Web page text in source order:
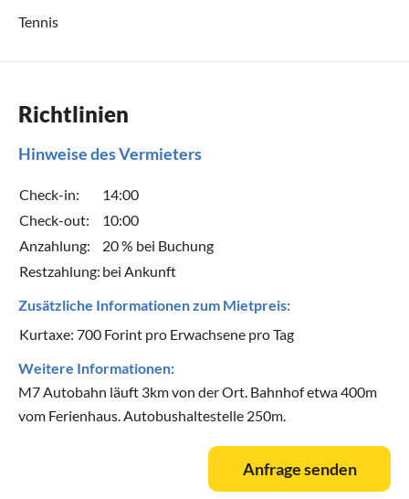
Tennis
Richtlinien
Hinweise des Vermieters
Check-in:
14:00
Check-out:
10:00
Anzahlung:
20 % bei Buchung
Restzahlung: bei Ankunft
Zusätzliche Informationen zum Mietpreis:
Kurtaxe: 700 Forint pro Erwachsene pro Tag
Weitere Informationen:
M7 Autobahn läuft 3km von der Ort. Bahnhof etwa 400m
vom Ferienhaus. Autobushaltestelle 250m.
Anfrage senden